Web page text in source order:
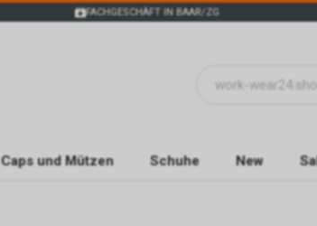
FACHGESCHÄFT IN BAAR/ZG
Caps und Mützen Schuhe New